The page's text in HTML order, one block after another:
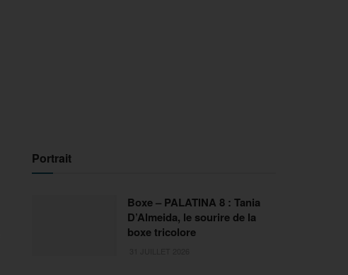
Portrait
Boxe – PALATINA 8 : Tania
D’Almeida, le sourire de la
boxe tricolore